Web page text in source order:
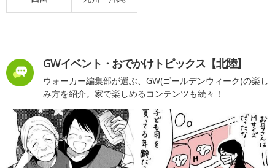
GWイベント・おでかけトピックス【北陸】
ウォーカー編集部が選ぶ、GW(ゴールデンウィーク)の楽し
み方を紹介。家で楽しめるコンテンツも続々！